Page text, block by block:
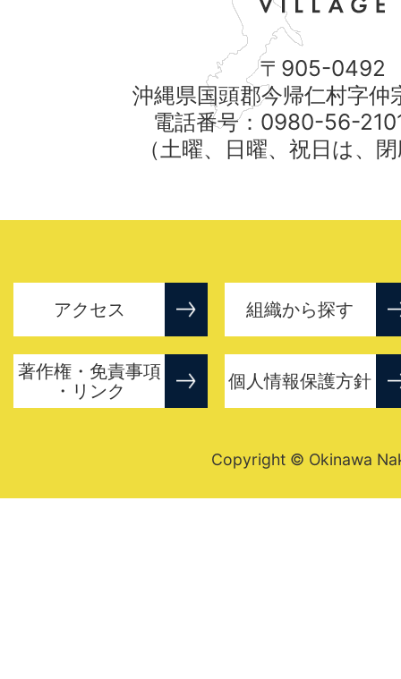
〒905-0492
沖縄県国頭郡今帰仁村字仲
電話番号：0980-56-
（土曜、日曜、祝日は、
アクセス 組織から探す
著作権・免責事項
・リンク
個人情報保護方針
Copyright © Okinawa